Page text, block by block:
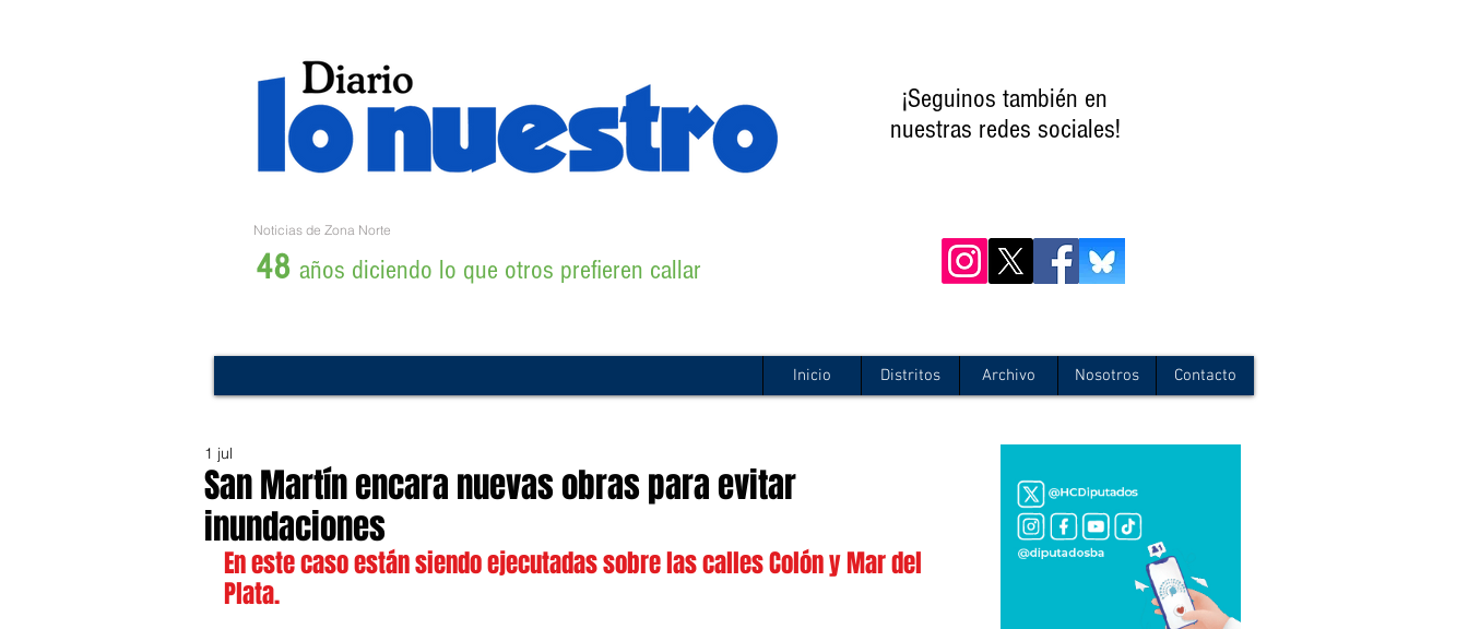
¡Seguinos también en
nuestras redes sociales!
Noticias de Zona Norte
48 años diciendo lo que otros prefieren callar
Inicio Distritos Archivo Nosotros Contacto
San Martín encara nuevas obras para evitar
inundaciones
1 jul
En este caso están siendo ejecutadas sobre las calles Colón y Mar del
Plata.